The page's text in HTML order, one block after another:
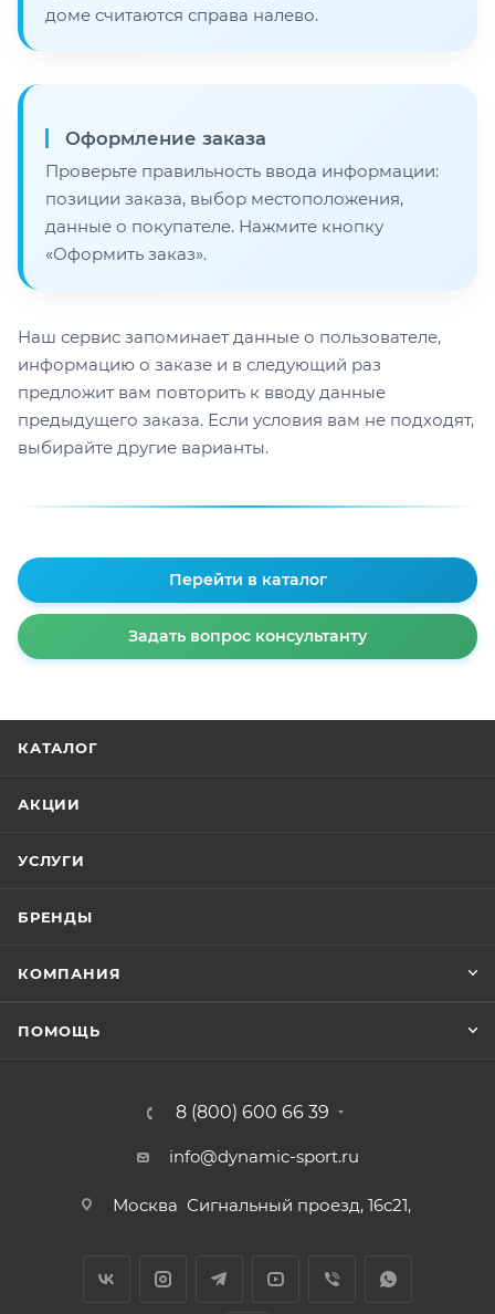
доме считаются справа налево.
Оформление заказа
Проверьте правильность ввода информации:
позиции заказа, выбор местоположения,
данные о покупателе. Нажмите кнопку
«Оформить заказ».
Наш сервис запоминает данные о пользователе,
информацию о заказе и в следующий раз
предложит вам повторить к вводу данные
предыдущего заказа. Если условия вам не подходят,
выбирайте другие варианты.
Перейти в каталог
Задать вопрос консультанту
КАТАЛОГ
АКЦИИ
УСЛУГИ
БРЕНДЫ
КОМПАНИЯ
ПОМОЩЬ
8 (800) 600 66 39
info@dynamic-sport.ru
Москва Сигнальный проезд, 16с21,